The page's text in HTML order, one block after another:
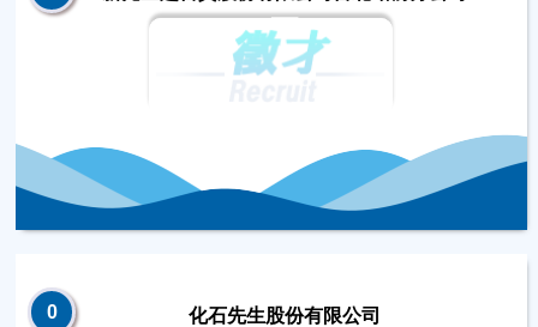
0 化石先生股份有限公司